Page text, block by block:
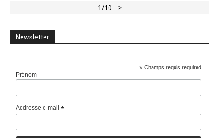
1/10 >
Newsletter
* Champs requis required
Prénom
Addresse e-mail*